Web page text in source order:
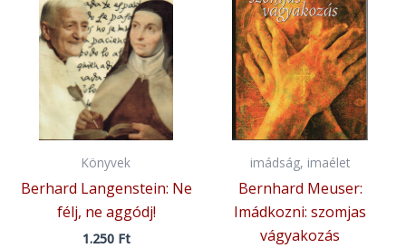
Könyvek
Berhard Langenstein: Ne
félj, ne aggódj!
1.250 Ft
imádság, imaélet
Bernhard Meuser:
Imádkozni: szomjas
vágyakozás